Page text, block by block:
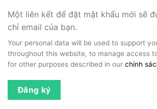
Một liên kết để đặt mật khẩu mới sẽ
chỉ email của bạn.
Your personal data will be used to support
throughout this website, to manage access
for other purposes described in our chính
Đăng ký